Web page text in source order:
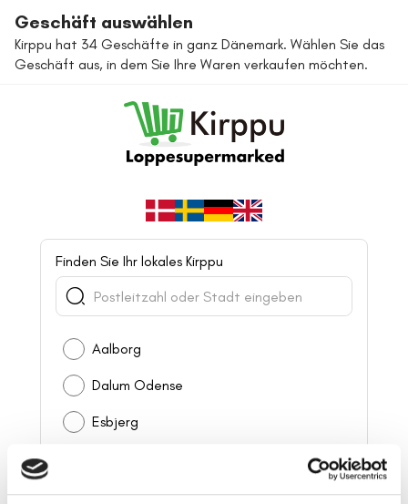
Geschäft auswählen
Kirppu hat 34 Geschäfte in ganz Dänemark. Wählen Sie das
Geschäft aus, in dem Sie Ihre Waren verkaufen möchten.
Finden Sie Ihr lokales Kirppu
Aalborg
Dalum Odense
Esbjerg
Frederikshavn